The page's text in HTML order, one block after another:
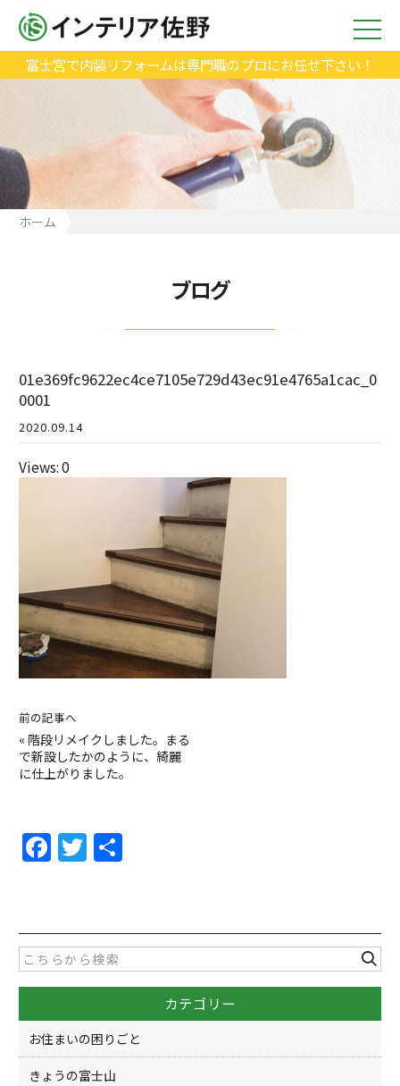
富士宮で内装リフォームは専門職のプロにお任せ下さい！
ホーム
ブログ
01e369fc9622ec4ce7105e729d43ec91e4765a1cac_0
0001
2020.09.14
Views: 0
前の記事へ
« 階段リメイクしました。まる
で新設したかのように、綺麗
に仕上がりました。
F
a
e
b
o
o
k
T
w
er
カテゴリー
お住まいの困りごと
きょうの富士山